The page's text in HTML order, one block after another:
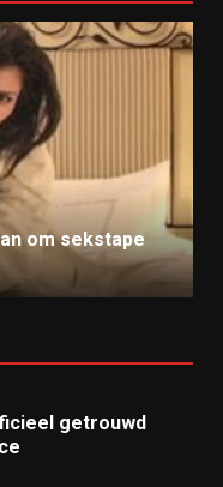
om sekstape
getrouwd